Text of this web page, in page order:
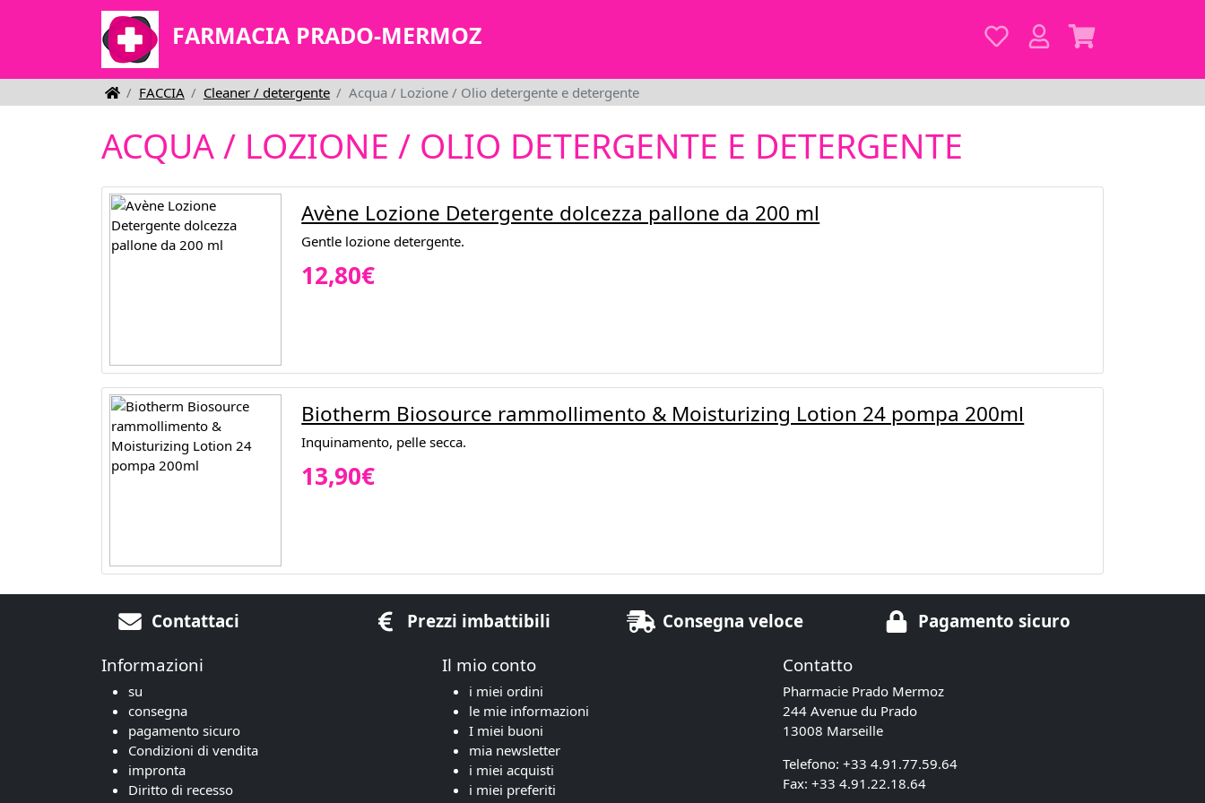
FARMACIA PRADO-MERMOZ
FACCIA Cleaner / detergente Acqua / Lozione / Olio detergente e detergente
ACQUA / LOZIONE / OLIO DETERGENTE E DETERGENTE
Avène Lozione Detergente dolcezza pallone da 200 ml
Gentle lozione detergente.
12,80€
Biotherm Biosource rammollimento & Moisturizing Lotion 24 pompa 200ml
Inquinamento, pelle secca.
13,90€
Contattaci Prezzi imbattibili Consegna veloce
Pagamento sicuro
Informazioni
su
consegna
pagamento sicuro
Condizioni di vendita
impronta
Diritto di recesso
Il mio conto
i miei ordini
le mie informazioni
I miei buoni
mia newsletter
i miei acquisti
i miei preferiti
Contatto
Pharmacie Prado Mermoz
244 Avenue du Prado
13008 Marseille
Telefono:+33 4.91.77.59.64
Fax: +33 4.91.22.18.64